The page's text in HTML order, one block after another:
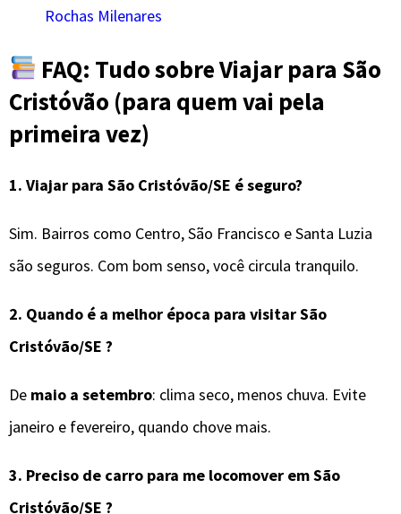
Rochas Milenares
FAQ: Tudo sobre Viajar para São
Cristóvão (para quem vai pela
primeira vez)
1. Viajar para São Cristóvão/SE é seguro?
Sim. Bairros como Centro, São Francisco e Santa Luzia
são seguros. Com bom senso, você circula tranquilo.
2. Quando é a melhor época para visitarSão
Cristóvão/SE ?
De maio a setembro: clima seco, menos chuva. Evite
janeiro e fevereiro, quando chove mais.
3. Preciso de carro para me locomover emSão
Cristóvão/SE ?